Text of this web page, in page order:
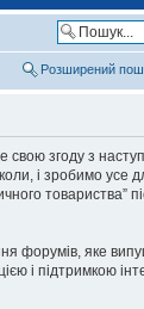
Розширений
свою згоду з
і зробимо усе
товариства”
форумів, яке
і підтримкою